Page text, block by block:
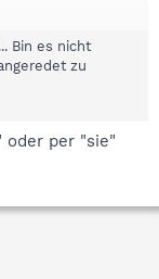
Bin es nicht
zu
oder per "sie"